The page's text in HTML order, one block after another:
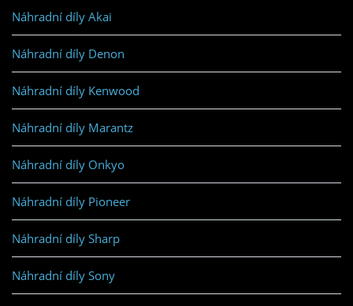
Náhradní díly Akai
Náhradní díly Denon
Náhradní díly Kenwood
Náhradní díly Marantz
Náhradní díly Onkyo
Náhradní díly Pioneer
Náhradní díly Sharp
Náhradní díly Sony